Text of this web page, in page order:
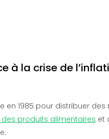
à la crise de
en 1985 pour distribuer
produits alimentaires et